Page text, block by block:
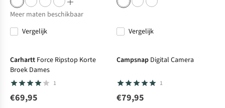
Meer maten beschikbaar
Vergelijk
Vergelijk
Carhartt Force Ripstop Korte
Broek Dames
1
€69,95
Campsnap Digital Camera
1
€79,95